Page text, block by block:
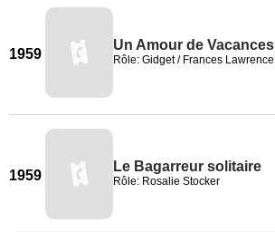
1959
Un Amour de Vacances
Rôle: Gidget / Frances Lawrence
1959
Le Bagarreur solitaire
Rôle: Rosalie Stocker